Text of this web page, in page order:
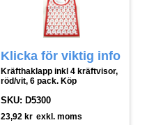
Klicka för viktig info
Kräfthaklapp inkl 4 kräftvisor,
röd/vit, 6 pack. Köp
SKU: D5300
23,92 kr exkl. moms